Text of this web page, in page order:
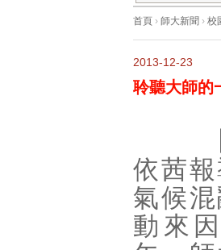
首頁 › 師大新聞 › 校
2013-12-23
聆聽大師
【
依茜
氣候
動來